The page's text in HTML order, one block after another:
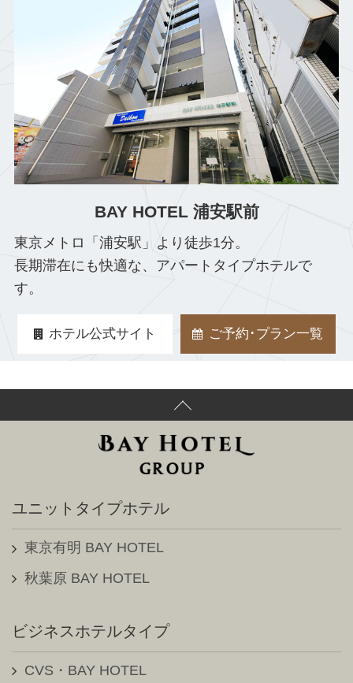
BAY HOTEL 浦安駅前
東京メトロ「浦安駅」より徒歩1分。
長期滞在にも快適な、アパートタイプホテルで
す。
ホテル公式サイト ご予約･プラン一覧
ユニットタイプホテル
東京有明 BAY HOTEL
秋葉原 BAY HOTEL
ビジネスホテルタイプ
CVS・BAY HOTEL